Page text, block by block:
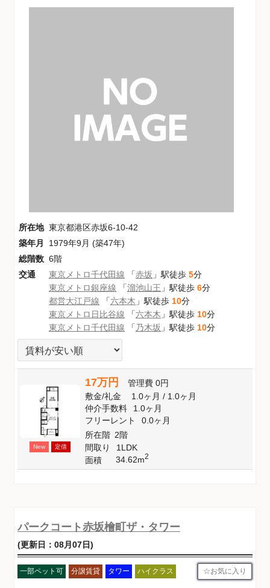
所在地 東京都港区赤坂6-10-42
築年月
1979年9月 (築47年)
総階数 6階
交通
東京メトロ千代田線 「赤坂 」駅徒歩 5分
東京メトロ銀座線 「溜池山王 」駅徒歩 6分
都営大江戸線 「六本木 」駅徒歩 10分
東京メトロ日比谷線 「六本木 」駅徒歩 10分
東京メトロ千代田線 「乃木坂 」駅徒歩 10分
New 定借
17万円 管理費 0円
敷金/礼金 1.0ヶ月/ 1.0ヶ月
仲介手数料
1.0ヶ月
フリーレント
0.0ヶ月
所在階 2階
間取り
1LDK
面積
34.62m2
パークコート赤坂檜町ザ・タワー
(更新日：08月07日)
一部ペット可 分譲賃貸 タワー ハイクラス お気に入り